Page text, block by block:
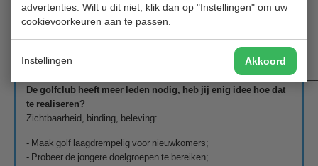
advertenties. Wilt u dit niet, klik dan op "Instellingen" om uw
cookievoorkeuren aan te passen.
Instellingen Akkoord
Hoe ervaar je het clubleven bij de golfclub?
De golfclub heeft meer leden nodig, heb jij enig idee hoe dat
te realiseren?
Zichtbaarheid, binding, beleving:
- Maak golf laagdrempelig voor nieuwkomers;
- Probeer de jongere doelgroepen te bereiken;